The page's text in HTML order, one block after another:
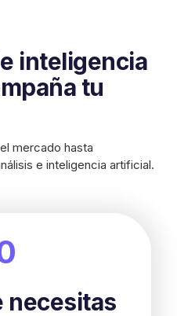
inteligencia
tu
mercado hasta
e inteligencia artificial.
necesitas